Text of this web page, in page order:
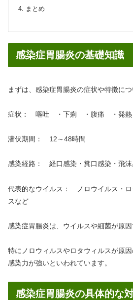
まとめ
感染症胃腸炎の基礎知識
まずは、感染症胃腸炎の症状や特徴につ
症状： 嘔吐 ・下痢 ・腹痛 ・発熱
潜伏期間： 12～48時間
感染経路： 経口感染・糞口感染・飛沫
代表的なウイルス： ノロウイルス・
スなど
感染症胃腸炎は、ウイルスや細菌が原因
特にノロウィルスやロタウィルスが原
感染力が強いといわれています。
感染症胃腸炎の具体的な